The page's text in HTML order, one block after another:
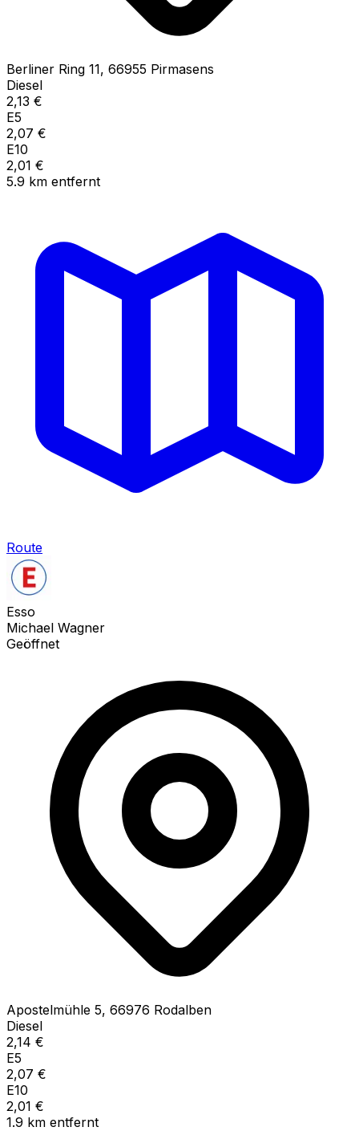
Berliner Ring 11, 66955 Pirmasens
Diesel
2,13 €
E5
2,07 €
E10
2,01 €
5.9 km entfernt
Route
Esso
Michael Wagner
Geöffnet
Apostelmühle 5, 66976 Rodalben
Diesel
2,14 €
E5
2,07 €
E10
2,01 €
1.9 km entfernt